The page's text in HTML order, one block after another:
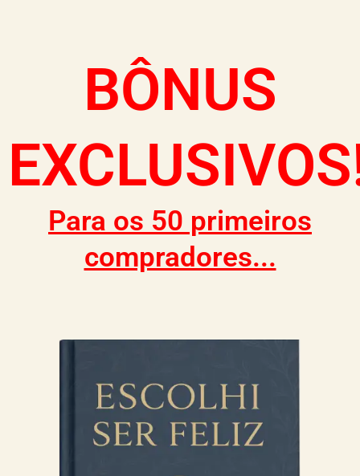
BÔNUS
Para os 50 primeiros
compradores...